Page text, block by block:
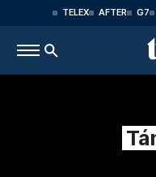
TELEX AFTER G7